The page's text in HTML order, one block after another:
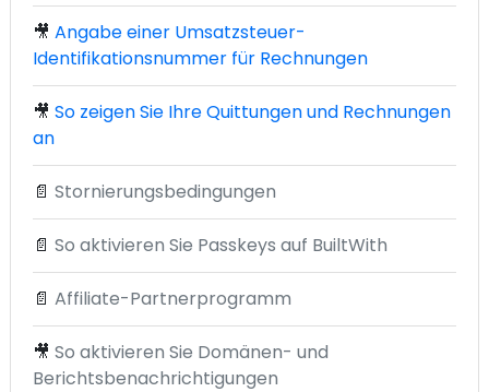
🎥 Angabe einer Umsatzsteuer-
Identifikationsnummer für Rechnungen
🎥 So zeigen Sie Ihre Quittungen und Rechnungen
an
📄 Stornierungsbedingungen
📄 So aktivieren Sie Passkeys auf BuiltWith
📄 Affiliate-Partnerprogramm
🎥 So aktivieren Sie Domänen- und
Berichtsbenachrichtigungen